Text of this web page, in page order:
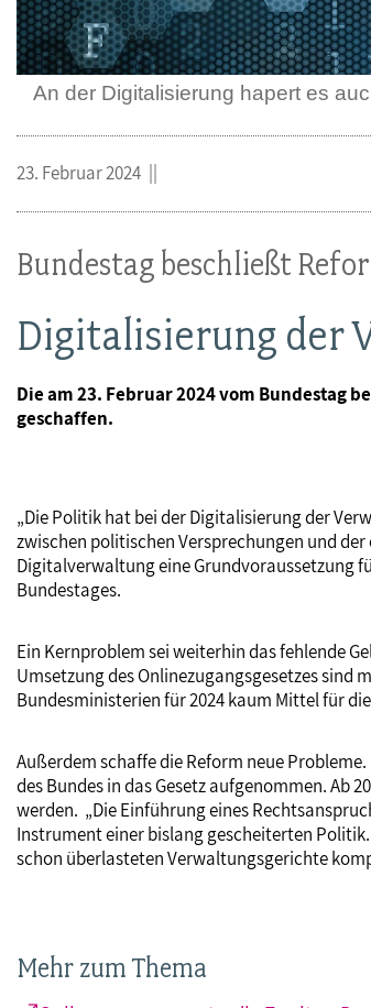
An der Digitalisierung hapert es
Bundestag beschließt
Digitalisierung der
Die am 23. Februar 2024 vom Bundestag
geschaffen.
23. Februar 2024
„Die Politik hat bei der Digitalisierung der
zwischen politischen Versprechungen und
Digitalverwaltung eine Grundvoraussetzung
Bundestages.
Ein Kernproblem sei weiterhin das fehlende
Umsetzung des Onlinezugangsgesetzes
Bundesministerien für 2024 kaum Mittel für
Außerdem schaffe die Reform neue
des Bundes in das Gesetz aufgenommen.
werden. „Die Einführung eines
Instrument einer bislang gescheiterten
schon überlasteten Verwaltungsgerichte
Mehr zum Thema